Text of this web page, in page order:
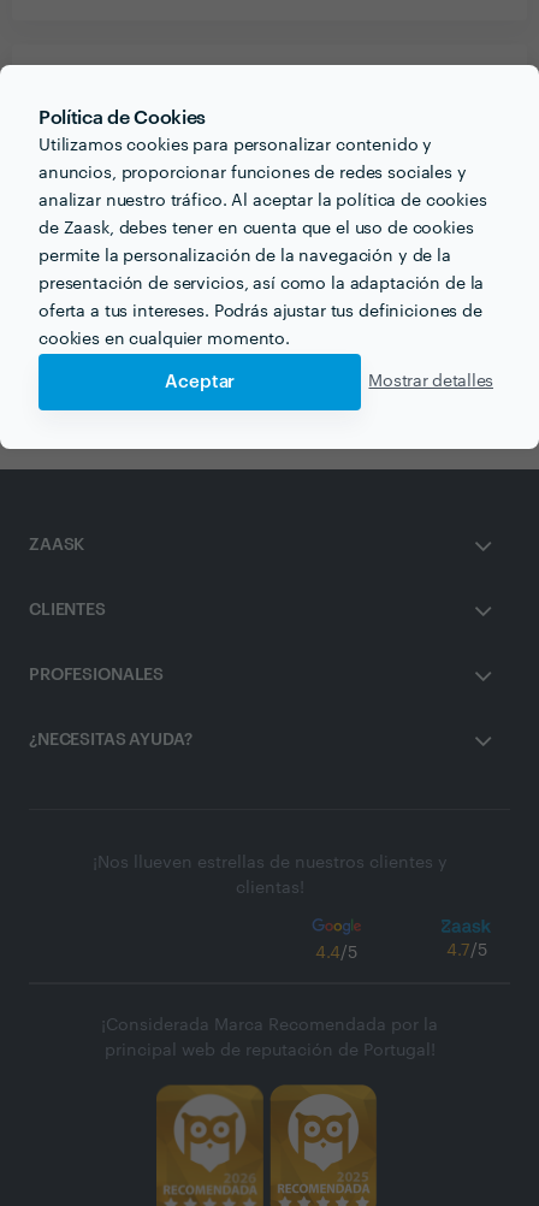
Política de Cookies
Utilizamos cookies para personalizar contenido y
anuncios, proporcionar funciones de redes sociales y
analizar nuestro tráfico. Al aceptar la política de cookies
de Zaask, debes tener en cuenta que el uso de cookies
permite la personalización de la navegación y de la
presentación de servicios, así como la adaptación de la
oferta a tus intereses. Podrás ajustar tus definiciones de
cookies en cualquier momento.
Aceptar Mostrar detalles
Instituto Europeo de Psicología Postivia (IEPP)
pocas horas.
Otros servicios proporcionados por Instituto Europeo de
Psicología Postivia (IEPP)
Coaching en murcia
ZAASK
CLIENTES
PROFESIONALES
¿NECESITAS AYUDA?
¡Nos llueven estrellas de nuestros clientes y
clientas!
4.4/5 4.7/5
¡Considerada Marca Recomendada por la
principal web de reputación de Portugal!